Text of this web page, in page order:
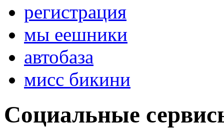
регистрация
мы еешники
автобаза
мисс бикини
Социальные